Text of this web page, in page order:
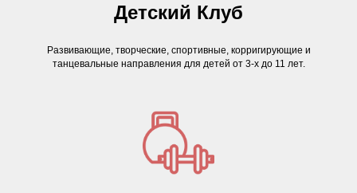
Детский Клуб
Развивающие, творческие, спортивные, корригирующие и
танцевальные направления для детей от 3-х до 11 лет.